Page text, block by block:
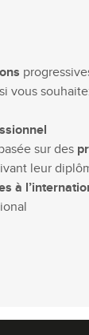
vous
sur des
leur
à